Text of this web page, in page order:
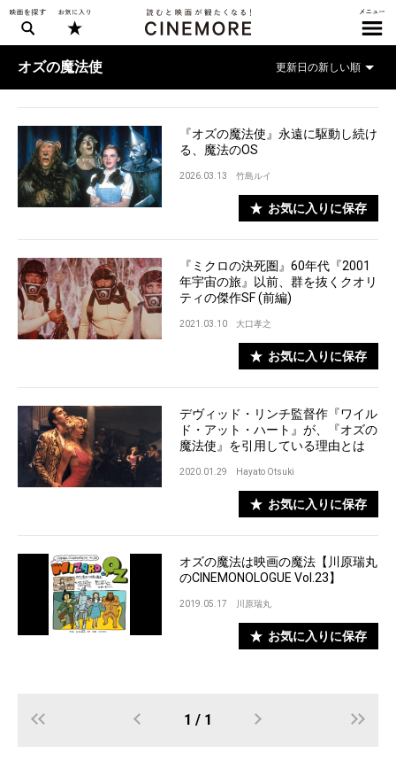
オズの魔法使
『オズの魔法使』永遠に駆動し続け
る、魔法のOS
2026.03.13 竹島ルイ
お気に入りに保存
『ミクロの決死圏』60年代『2001
年宇宙の旅』以前、群を抜くクオリ
ティの傑作SF (前編)
2021.03.10 大口孝之
お気に入りに保存
デヴィッド・リンチ監督作『ワイル
ド・アット・ハート』が、『オズの
魔法使』を引用している理由とは
2020.01.29 Hayato Otsuki
お気に入りに保存
オズの魔法は映画の魔法【川原瑞丸
のCINEMONOLOGUE Vol.23】
2019.05.17 川原瑞丸
お気に入りに保存
1 / 1